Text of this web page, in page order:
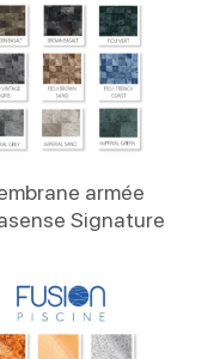
armée
Signature